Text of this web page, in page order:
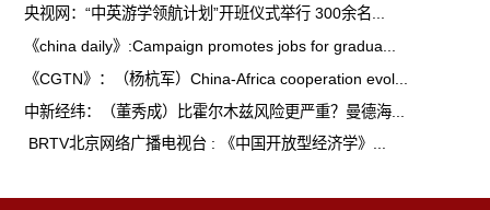
央视网：“中英游学领航计划”开班仪式举行 300余名...
《china daily》:Campaign promotes jobs for gradua...
《CGTN》：（杨杭军）China-Africa cooperation evol...
中新经纬：（董秀成）比霍尔木兹风险更严重？曼德海...
​ BRTV北京网络广播电视台 : 《中国开放型经济学》...